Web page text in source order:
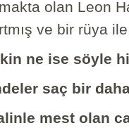
olan Leon
ve bir rüya
ne ise söyle
saç bir
mest olan